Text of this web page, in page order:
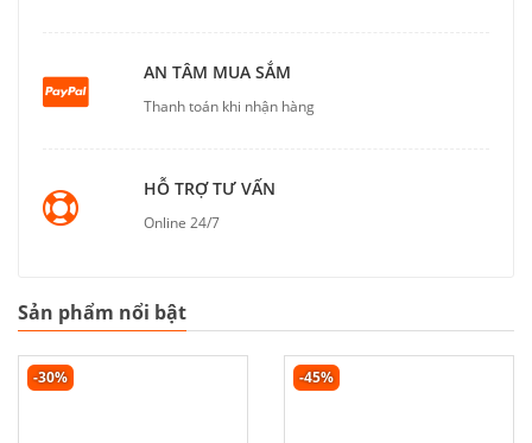
AN TÂM MUA SẮM
Thanh toán khi nhận hàng
HỖ TRỢ TƯ VẤN
Online 24/7
Sản phẩm nổi bật
-30% -45%